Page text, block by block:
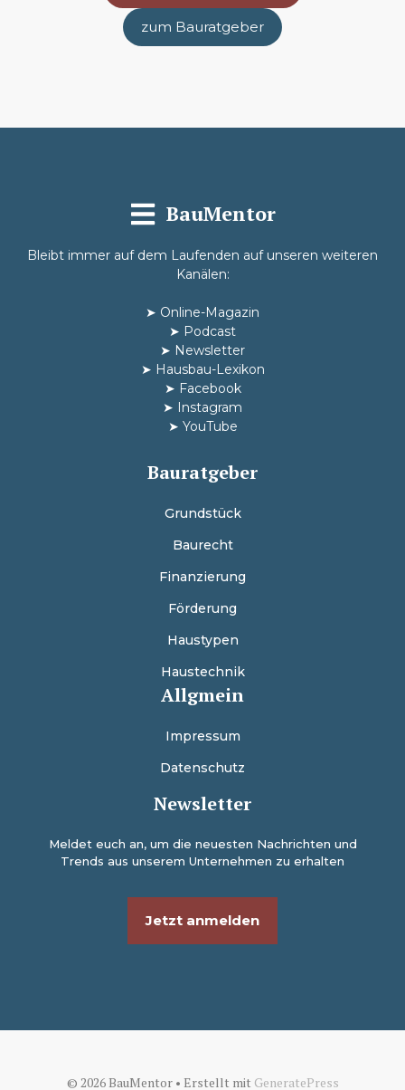
zum Bauratgeber
BauMentor
Bleibt immer auf dem Laufenden auf unseren weiteren
Kanälen:
➤ Online-Magazin
➤ Podcast
➤ Newsletter
➤ Hausbau-Lexikon
➤ Facebook
➤ Instagram
➤ YouTube
Bauratgeber
Grundstück
Baurecht
Finanzierung
Förderung
Haustypen
Haustechnik
Allgmein
Impressum
Datenschutz
Newsletter
Meldet euch an, um die neuesten Nachrichten und
Trends aus unserem Unternehmen zu erhalten
Jetzt anmelden
© 2026 BauMentor• Erstellt mit GeneratePress